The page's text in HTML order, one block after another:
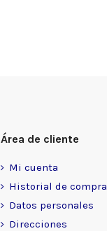
Área de cliente
Mi cuenta
Historial de compra
Datos personales
Direcciones